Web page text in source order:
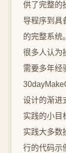
供了完整的
导程序到具
的完整系统
很多人认为
需要多年经
设计的渐进
实践的小目
实践大多数
行的代码示